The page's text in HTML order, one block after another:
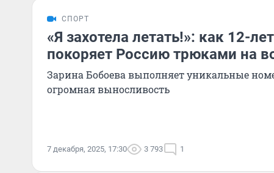
СПОРТ
«Я захотела летать!»: как 12-
покоряет Россию трюками на
Зарина Бобоева выполняет уникальные
огромная выносливость
7 декабря, 2025, 17:30 3 793 1